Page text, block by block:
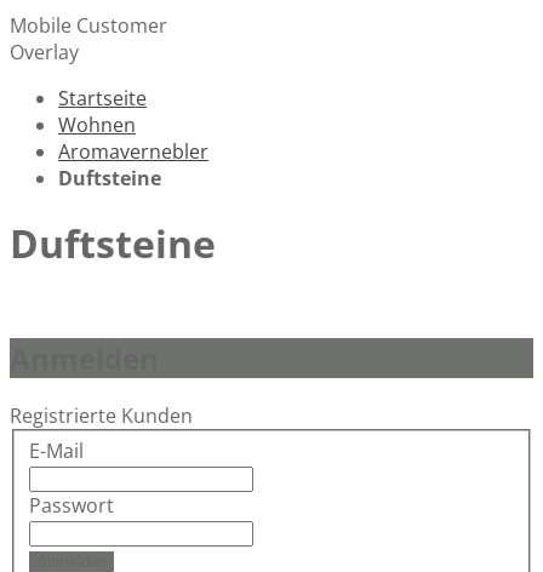
Mobile Customer
Overlay
Startseite
Wohnen
Aromavernebler
Duftsteine
Duftsteine
Registrierte Kunden
E-Mail
Passwort